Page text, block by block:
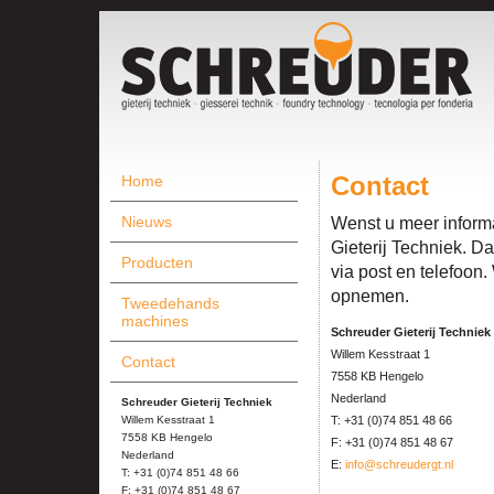
Home
Nieuws
Producten
Tweedehands
machines
Contact
Schreuder Gieterij Techniek
Willem Kesstraat 1
7558 KB Hengelo
Nederland
T: +31 (0)74 851 48 66
F: +31 (0)74 851 48 67
Contact
Wenst u meer
Gieterij Techniek.
via post en
opnemen.
Schreuder Gieterij Techniek
Willem Kesstraat 1
7558 KB Hengelo
Nederland
T: +31 (0)74 851 48 66
F: +31 (0)74 851 48 67
E: info@schreudergt.nl